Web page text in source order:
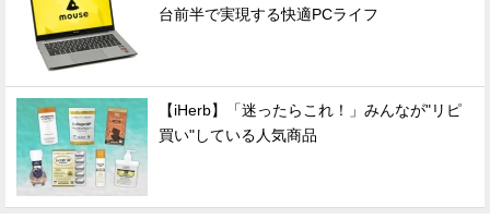
台前半で実現する快適PCライフ
【iHerb】「迷ったらこれ！」みんなが"リピ
買い"している人気商品